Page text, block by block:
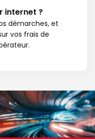
internet ?
démarches, et
vos frais de